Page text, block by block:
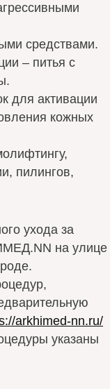
средствами.
– питья с
для активации
кожных
пилингов,
ухода за
на улице
arkhimed-nn.ru/
указаны